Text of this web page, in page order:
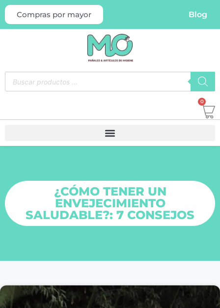
Compras por mayor Blog
0
¿CÓMO TENER UN
ENVEJECIMIENTO
SALUDABLE?: 7 CONSEJOS